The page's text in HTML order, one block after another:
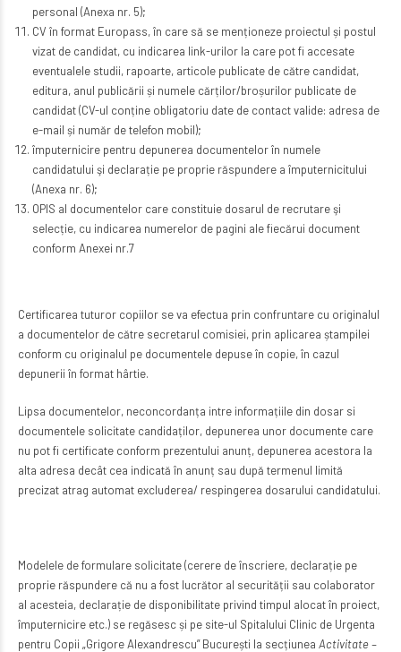
personal (Anexa nr. 5);
CV în format Europass, în care să se menționeze proiectul și postul
vizat de candidat, cu indicarea link-urilor la care pot fi accesate
eventualele studii, rapoarte, articole publicate de către candidat,
editura, anul publicării și numele cărților/broșurilor publicate de
candidat (CV-ul conține obligatoriu date de contact valide: adresa de
e-mail și număr de telefon mobil);
împuternicire pentru depunerea documentelor în numele
candidatului şi declarație pe proprie răspundere a împuternicitului
(Anexa nr. 6);
OPIS al documentelor care constituie dosarul de recrutare şi
selecție, cu indicarea numerelor de pagini ale fiecărui document
conform Anexei nr.7
Certificarea tuturor copiilor se va efectua prin confruntare cu originalul
a documentelor de către secretarul comisiei, prin aplicarea ștampilei
conform cu originalul pe documentele depuse în copie, în cazul
depunerii în format hârtie.
Lipsa documentelor, neconcordanța intre informațiile din dosar si
documentele solicitate candidaților, depunerea unor documente care
nu pot fi certificate conform prezentului anunț, depunerea acestora la
alta adresa decât cea indicată în anunț sau după termenul limită
precizat atrag automat excluderea/ respingerea dosarului candidatului.
Modelele de formulare solicitate (cerere de înscriere, declarație pe
proprie răspundere că nu a fost lucrător al securității sau colaborator
al acesteia, declarație de disponibilitate privind timpul alocat în proiect,
împuternicire etc.) se regăsesc și pe site-ul Spitalului Clinic de Urgenta
pentru Copii „Grigore Alexandrescu” București la secțiunea Activitate –